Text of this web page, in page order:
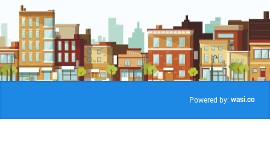
Powered by: wasi.co